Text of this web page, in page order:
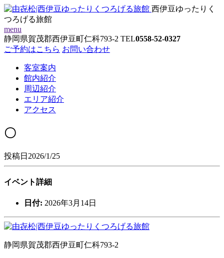
西伊豆ゆったりく
つろげる旅館
menu
静岡県賀茂郡西伊豆町仁科793-2 TEL0558-52-0327
ご予約はこちら お問い合わせ
客室案内
館内紹介
周辺紹介
エリア紹介
アクセス
〇
投稿日2026/1/25
イベント詳細
日付: 2026年3月14日
静岡県賀茂郡西伊豆町仁科793-2